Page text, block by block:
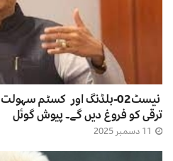
نیسٹ02-بلڈنگ اور کسٹم
ترقی کو فروغ دیں گے۔ پیوش گوئل